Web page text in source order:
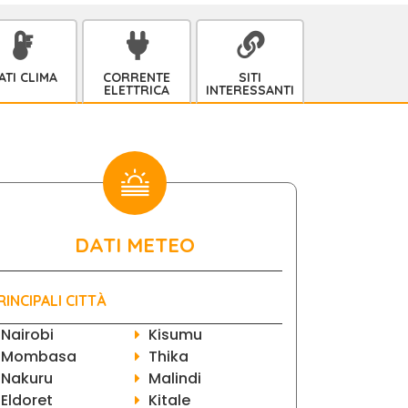
CLIMA CORRENTE
ELETTRICA
SITI
INTERESSANTI
DATI METEO
CITTÀ
Nairobi
Mombasa
Nakuru
Eldoret
Kisumu
Thika
Malindi
Kitale